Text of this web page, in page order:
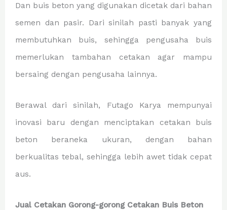
Dan buis beton yang digunakan dicetak dari bahan
semen dan pasir. Dari sinilah pasti banyak yang
membutuhkan buis, sehingga pengusaha buis
memerlukan tambahan cetakan agar mampu
bersaing dengan pengusaha lainnya.
Berawal dari sinilah, Futago Karya mempunyai
inovasi baru dengan menciptakan cetakan buis
beton beraneka ukuran, dengan bahan
berkualitas tebal, sehingga lebih awet tidak cepat
aus.
Jual Cetakan Gorong-gorong Cetakan Buis Beton